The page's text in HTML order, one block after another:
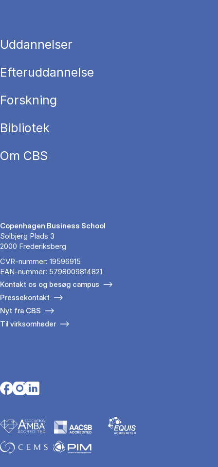
Uddannelser
Efteruddannelse
Forskning
Bibliotek
Om CBS
Copenhagen Business School
Solbjerg Plads 3
2000 Frederiksberg
CVR-nummer: 19596915
EAN-nummer: 5798009814821
Kontakt os og besøg campus
Pressekontakt
Nyt fra CBS
Til virksomheder
Opens in a new tab
Opens in a new tab
Opens in a new tab